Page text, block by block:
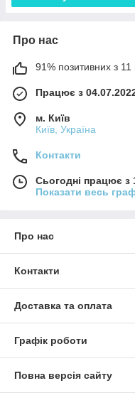
Про нас
91% позитивних з 11
Працює з
м. Київ
Київ, Україна
Контакти
Сьогодні працює з
Показати весь
Про нас
Контакти
Доставка та оплата
Графік роботи
Повна версія сайту